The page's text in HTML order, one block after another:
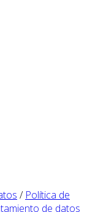
/ Política de
de datos